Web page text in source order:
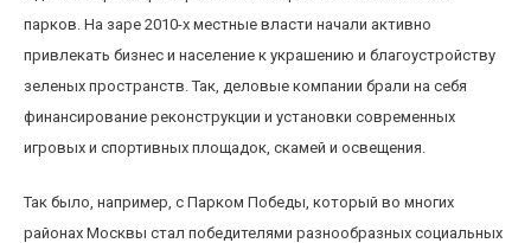
парков. На заре 2010-х местные власти начали активно
привлекать бизнес и население к украшению и благоустройству
зеленых пространств. Так, деловые компании брали на себя
финансирование реконструкции и установки современных
игровых и спортивных площадок, скамей и освещения.
Так было, например, с Парком Победы, который во многих
районах Москвы стал победителями разнообразных социальных